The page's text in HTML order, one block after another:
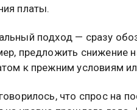
платы.
подход — сразу
предложить снижение
к прежним условиям
что спрос на